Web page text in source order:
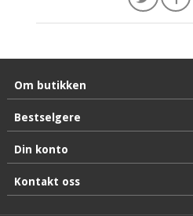
Om butikken
Bestselgere
Din konto
Kontakt oss